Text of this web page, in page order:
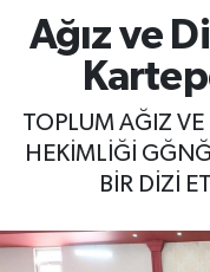
Ağız ve
TOPLUM AĞIZ VE
HEKİMLİĞİ
BİR DİZİ